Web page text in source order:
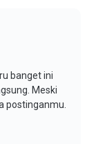
banget ini
Meski
postinganmu.